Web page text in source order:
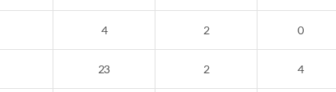
4 2 0
23 2 4